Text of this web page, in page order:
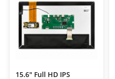
15.6" Full HD IPS